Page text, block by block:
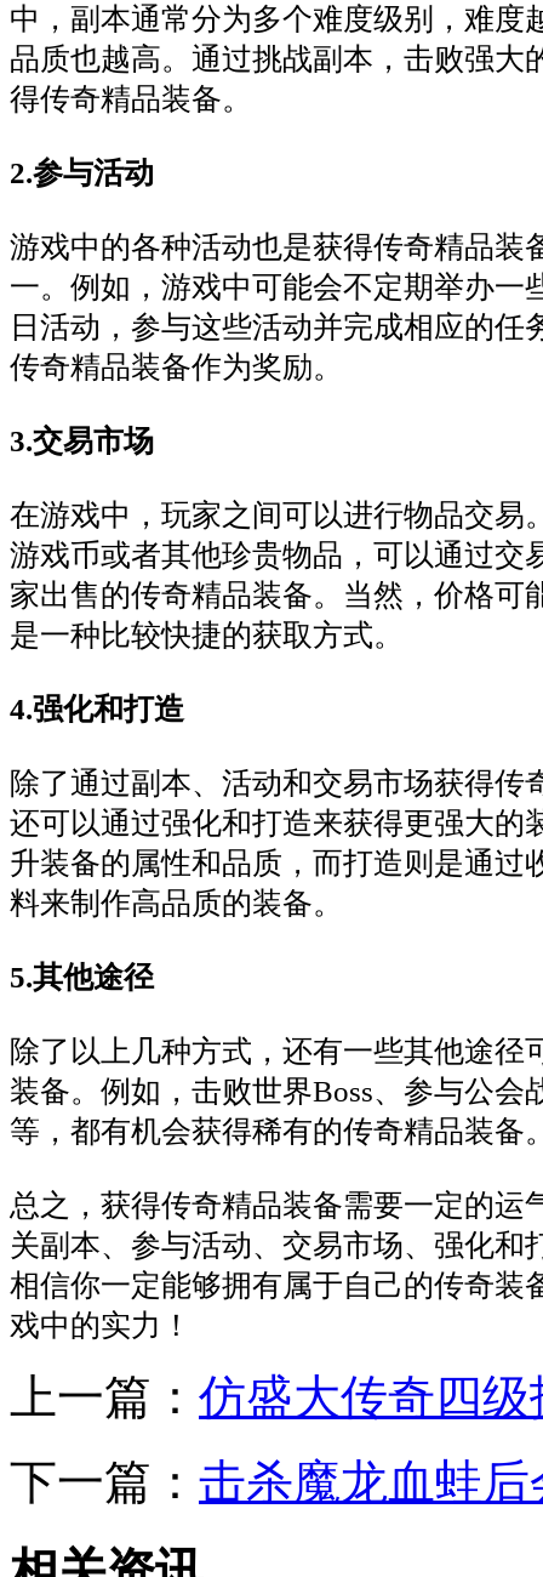
中，副本通常分为多个难度级别，难度
品质也越高。通过挑战副本，击败强大
得传奇精品装备。
2.参与活动
游戏中的各种活动也是获得传奇精品装
一。例如，游戏中可能会不定期举办一
日活动，参与这些活动并完成相应的任
传奇精品装备作为奖励。
3.交易市场
在游戏中，玩家之间可以进行物品交易
游戏币或者其他珍贵物品，可以通过交
家出售的传奇精品装备。当然，价格可
是一种比较快捷的获取方式。
4.强化和打造
除了通过副本、活动和交易市场获得传
还可以通过强化和打造来获得更强大的
升装备的属性和品质，而打造则是通过
料来制作高品质的装备。
5.其他途径
除了以上几种方式，还有一些其他途径
装备。例如，击败世界Boss、参与公会
等，都有机会获得稀有的传奇精品装备
总之，获得传奇精品装备需要一定的运
关副本、参与活动、交易市场、强化和
相信你一定能够拥有属于自己的传奇装
戏中的实力！
上一篇： 仿盛大传奇四
下一篇： 击杀魔龙血蛙